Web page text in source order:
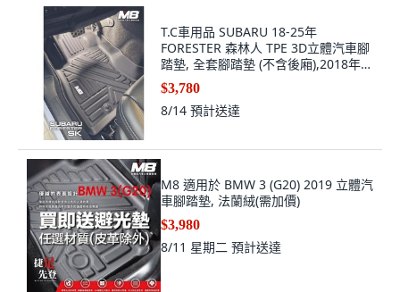
T.C車用品 SUBARU 18-25年
FORESTER 森林人 TPE 3D立體汽車腳
踏墊, 全套腳踏墊 (不含後廂),2018年後
森林人 5代 5.5代
$3,780
8/14 預計送達
M8 適用於 BMW 3 (G20) 2019 立體汽
車腳踏墊, 法蘭絨(需加價)
$3,980
8/11 星期二 預計送達